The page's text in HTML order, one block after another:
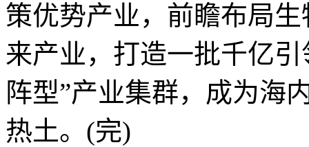
策优势产业，前瞻布局
来产业，打造一批千亿
阵型”产业集群，成为海
热土。(完)